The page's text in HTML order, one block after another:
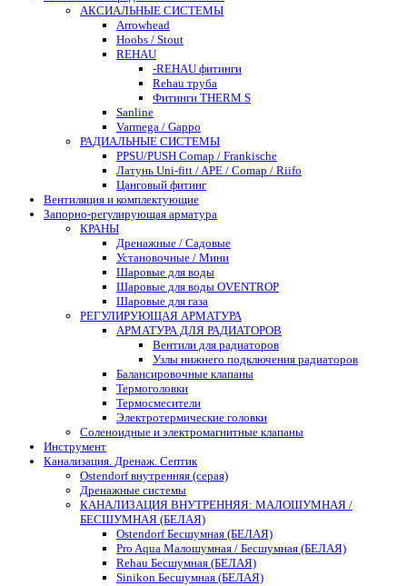
АКСИАЛЬНЫЕ СИСТЕМЫ
Arrowhead
Hoobs / Stout
REHAU
-REHAU фитинги
Rehau труба
Фитинги THERM S
Sanline
Varmega / Gappo
РАДИАЛЬНЫЕ СИСТЕМЫ
PPSU/PUSH Comap / Frankische
Латунь Uni-fitt / APE / Comap / Riifo
Цанговый фитинг
Вентиляция и комплектующие
Запорно-регулирующая арматура
КРАНЫ
Дренажные / Садовые
Установочные / Мини
Шаровые для воды
Шаровые для воды OVENTROP
Шаровые для газа
РЕГУЛИРУЮЩАЯ АРМАТУРА
АРМАТУРА ДЛЯ РАДИАТОРОВ
Вентили для радиаторов
Узлы нижнего подключения радиаторов
Балансировочные клапаны
Термоголовки
Термосмесители
Электротермические головки
Соленоидные и электромагнитные клапаны
Инструмент
Канализация. Дренаж. Септик
Ostendorf внутренняя (серая)
Дренажные системы
КАНАЛИЗАЦИЯ ВНУТРЕННЯЯ: МАЛОШУМНАЯ /
БЕСШУМНАЯ (БЕЛАЯ)
Ostendorf Бесшумная (БЕЛАЯ)
Pro Aqua Малошумная / Бесшумная (БЕЛАЯ)
Rehau Бесшумная (БЕЛАЯ)
Sinikon Бесшумная (БЕЛАЯ)